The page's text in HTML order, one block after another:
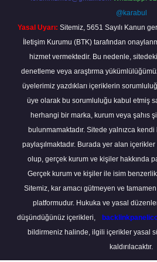
@karabul
Yasal Uyarı: Sitemiz, 5651 Sayılı Kanun
İletişim Kurumu (BTK) tarafından
hizmet vermektedir. Bu nedenle,
denetleme veya araştırma
üyelerimiz yazdıkları içeriklerin
üye olarak bu sorumluluğu kabul etmiş
herhangi bir marka, kurum veya şahıs
bulunmamaktadır. Sitede yalnızca kendi
paylaşılmaktadır. Burada yer alan
olup, gerçek kurum ve kişiler hakkında
Gerçek kurum ve kişiler ile isim
Sitemiz, kar amacı gütmeyen ve
platformudur. Hukuka ve yasal
düşündüğünüz içerikleri,
bildirmeniz halinde, ilgili içerikler yasal
kaldırılacaktır.